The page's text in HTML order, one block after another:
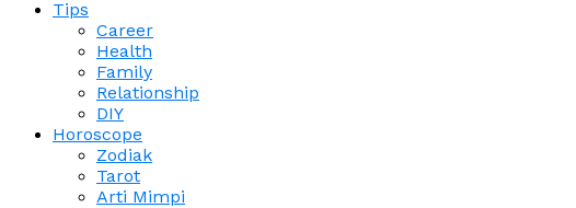
Tips
Career
Health
Family
Relationship
DIY
Horoscope
Zodiak
Tarot
Arti Mimpi